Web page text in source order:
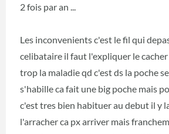
2 fois par an ...
Les inconvenients c'est le fil qui
celibataire il faut l'expliquer le
trop la maladie qd c'est ds la poche
s'habille ca fait une big poche mais
c'est tres bien habituer au debut il y
l'arracher ca px arriver mais